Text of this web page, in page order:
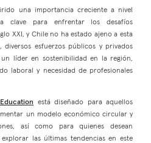
una importancia creciente a nivel
clave para enfrentar los desafíos
XXI, y Chile no ha estado ajeno a esta
esfuerzos públicos y privados
líder en sostenibilidad en la región,
laboral y necesidad de profesionales
está diseñado para aquellos
un modelo económico circular y
así como para quienes desean
las últimas tendencias en este